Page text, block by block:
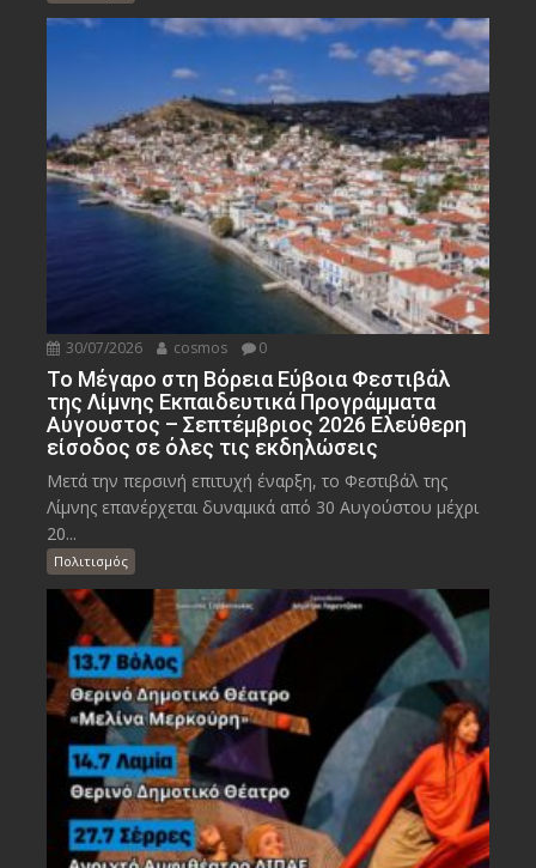
30/07/2026 cosmos 0
Το Μέγαρο στη Βόρεια Εύβοια Φεστιβάλ
της Λίμνης Εκπαιδευτικά Προγράμματα
Αύγουστος – Σεπτέμβριος 2026 Ελεύθερη
είσοδος σε όλες τις εκδηλώσεις
Μετά την περσινή επιτυχή έναρξη, το Φεστιβάλ της
Λίμνης επανέρχεται δυναμικά από 30 Αυγούστου μέχρι
20...
Πολιτισμός